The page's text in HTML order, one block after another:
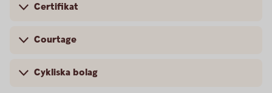
Certifikat
Courtage
Cykliska bolag